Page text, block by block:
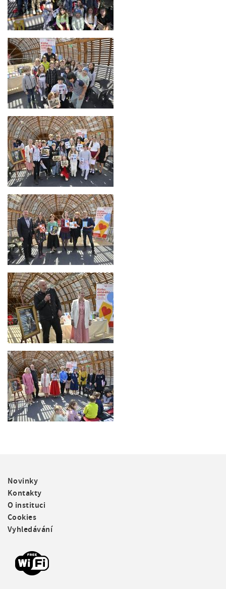
F
o
o
t
e
r
Novinky
Kontakty
O instituci
Cookies
Vyhledávání